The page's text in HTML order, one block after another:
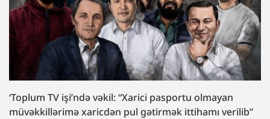
‘Toplum TV işi’ndə vəkil: “Xarici pasportu olmayan
müvəkkillərimə xaricdən pul gətirmək ittihamı verilib”